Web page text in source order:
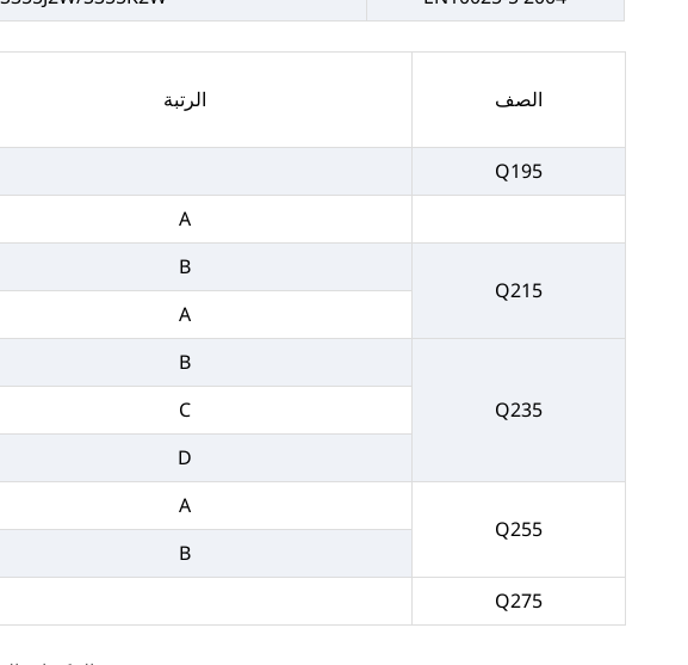
الصف الرتبة
Q195
A
Q215
B
A
Q235
B
C
D
Q255
A
B
Q275